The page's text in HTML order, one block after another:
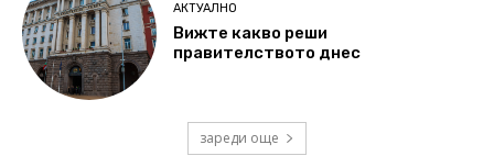
АКТУАЛНО
Вижте какво реши
правителството днес
зареди още